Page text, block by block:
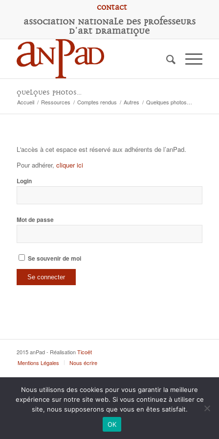
Contact
Association Nationale des Professeurs
d'Art Dramatique
Quelques photos…
Accueil / Ressources / Comptes rendus / Autres / Quelques photos…
L'accès à cet espace est réservé aux adhérents de l’anPad.
Pour adhérer, cliquer ici
Login
Mot de passe
Se souvenir de moi
2015 anPad - RéalisationTicoët
Mentions Légales
Nous écrire
Nous utilisons des cookies pour vous garantir la meilleure
expérience sur notre site web. Si vous continuez à utiliser ce
site, nous supposerons que vous en êtes satisfait.
OK